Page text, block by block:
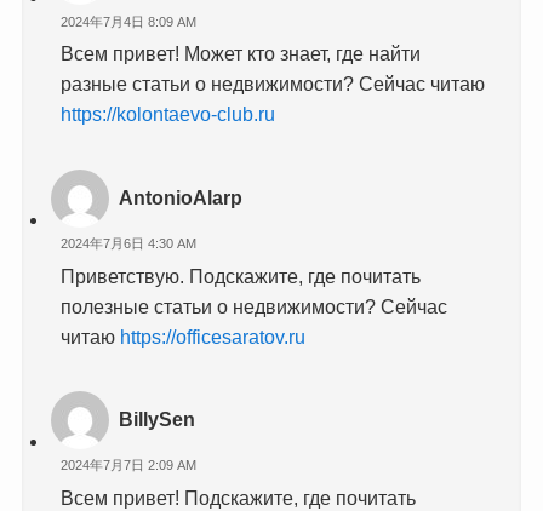
2024年7月4日 8:09 AM
Всем привет! Может кто знает, где найти
разные статьи о недвижимости? Сейчас читаю
https://kolontaevo-club.ru
AntonioAlarp
2024年7月6日 4:30 AM
Приветствую. Подскажите, где почитать
полезные статьи о недвижимости? Сейчас
читаю https://officesaratov.ru
BillySen
2024年7月7日 2:09 AM
Всем привет! Подскажите, где почитать